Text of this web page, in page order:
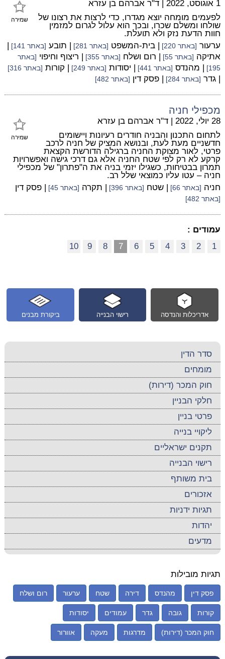
שמירה
1 אוגוסט, 2022 | ד"ר אברהם בן עזרא
לפעמים מומחה יוצא מגדרו, כדי לרצות את רצונו של
שולחו ומשלם שכרו, ובכך הוא עלול לגרום למזמין
חוות הדעת נזק ולא תועלת.
ערעור [באתר 220] | בית-המשפט [באתר 281] | תובע [באתר 141]
|
אתיקה [באתר 55] | רום ושלח [באתר 355] | ריצוף וחיפוי [באתר
195]
| מהנדס [באתר 441] | יסודות [באתר 249] | קורות [באתר 316]
| גדר [באתר 284] | פסק דין [באתר 482]
מכפילי חניה
שמירה
28 יולי, 2022 | ד"ר אברהם בן עזרא
לתחום התכנון והבניה חודרים רעיונות ויישומים
חדשניים מעת לעת, ובנושא המציק של חניה לרכב
פרטי, לאור מצוקת החניה ברגילה הדורשת הקצאת
קרקע לא רק לפי שטח החניה אלא גם דרכי גישה ואפשרויות
תמרון בבטיחות, כשגילו יזמי בניה את ה"פתרון" של מכפילי
חניה – עטו עליו כמוצאי שלל רב.
חניה [באתר 66] | שטח [באתר 396] | תקרה [באתר 45] | פסק דין
[באתר 482]
עמודים :
1
2
3
4
5
6
7
8
9
10
ביקורת מבנים רישוי הבנייה אדריכלות והנדסה
סדר הדין
מומחים
חוק המכר (דירות)
חלקי הבניין
פרטי בניין
ליקויי בנייה
תקנים ישראליים
רישוי הבנייה
בית משותף
אזכורים
תגיות ידניות
יהדות
מדעים
תגיות מובילות
פסק דין מהנדס דירה שטח ערעור רום ושלח
קורות גובה גדר עמודים יסודות
חוק המכר (דירות) מדרגות מעקה אוורור